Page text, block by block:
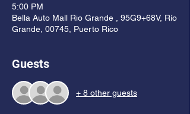
5:00 PM
Bella Auto Mall Rio Grande , 95G9+68V, Río
Grande, 00745, Puerto Rico
Guests
+ 8 other guests